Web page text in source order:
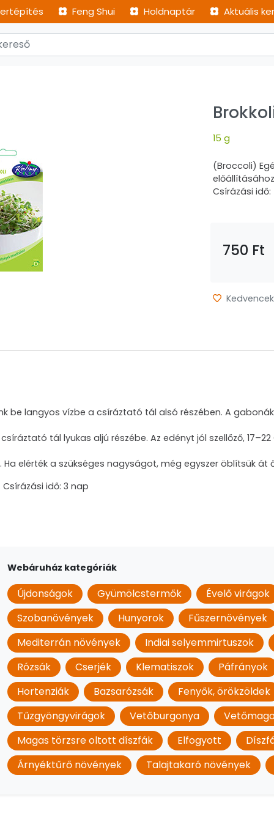
Feng Shui Holdnaptár Aktuális
15 g
(Broccoli)
Csírázási idő:
750 Ft
be langyos vízbe a csíráztató tál alsó részében. A
tál lyukas aljú részébe. Az edényt jól szellőző,
elérték a szükséges nagyságot, még egyszer öblítsük
idő: 3 nap
Webáruház kategóriák
Újdonságok Gyümölcstermők
Évelő virágok
Szobanövények
Hunyorok
Fűszernövények
Mediterrán növények
Indiai selyemmirtuszok
Rózsák
Cserjék Klematiszok
Páfrányok
Hortenziák
Bazsarózsák
Fenyők, örökzöldek
Tűzgyöngyvirágok
Vetőburgonya
Magas törzsre oltott díszfák
Elfogyott
Árnyéktűrő növények
Talajtakaró növények